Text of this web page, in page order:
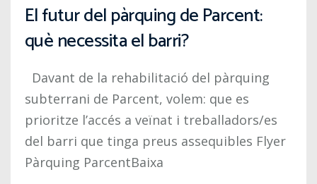
El futur del pàrquing de Parcent:
què necessita el barri?
Davant de la rehabilitació del pàrquing
subterrani de Parcent, volem: que es
prioritze l’accés a veïnat i treballadors/es
del barri que tinga preus assequibles Flyer
Pàrquing ParcentBaixa